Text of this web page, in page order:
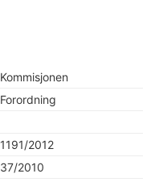
Kommisjonen
Forordning
1191/2012
37/2010